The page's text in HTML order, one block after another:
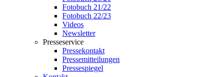
Fotobuch 21/22
Fotobuch 22/23
Videos
Newsletter
Presseservice
Pressekontakt
Pressemitteilungen
Pressespiegel